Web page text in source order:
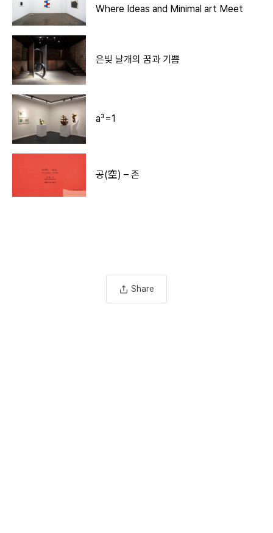
Where Ideas and Minimal art Meet
은빛 날개의 꿈과 기쁨
a³=1
공(空) – 존
Share